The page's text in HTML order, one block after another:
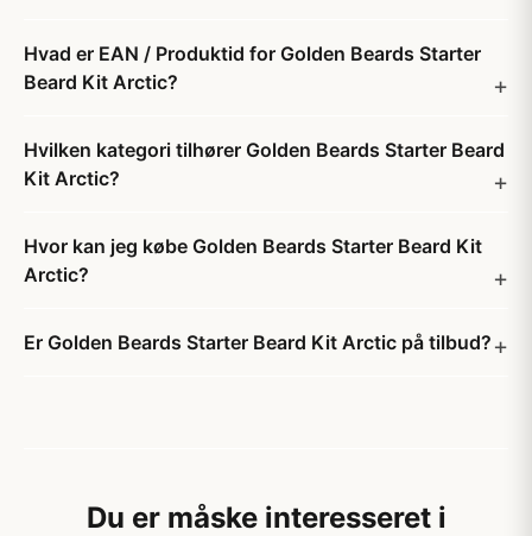
Hvad er EAN / Produktid for Golden Beards Starter
Beard Kit Arctic?
Hvilken kategori tilhører Golden Beards Starter Beard
Kit Arctic?
Hvor kan jeg købe Golden Beards Starter Beard Kit
Arctic?
Er Golden Beards Starter Beard Kit Arctic på tilbud?
Du er måske interesseret i